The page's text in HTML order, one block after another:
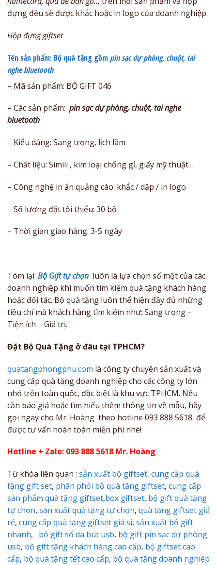
đựng đều sẽ được khắc hoặc in logo của doanh nghiệp.
Hộp đựng giftset
Tên sản phẩm: Bộ quà tặng gồm pin sạc dự phòng, chuột, tai
nghe bluetooth
– Mã sản phẩm: BỘ GIFT 046
– Các sản phẩm: pin sạc dự phòng, chuột, tai nghe
bluetooth
– Kiểu dáng: Sang trọng, lịch lãm
– Chất liệu: Simili , kim loại chống gỉ, giấy mỹ thuật…
– Công nghệ in ấn quảng cáo: khắc / dập / in logo
– Số lượng đặt tối thiểu: 30 bộ
– Thời gian giao hàng: 3-5 ngày
Tóm lại: Bộ Gift tự chọn luôn là lựa chọn số một của các
doanh nghiệp khi muốn tìm kiếm quà tặng khách hàng
hoặc đối tác. Bộ quà tặng luôn thể hiện đầy đủ những
tiêu chí mà khách hàng tìm kiếm như: Sang trọng –
Tiện ích – Giá trị.
Đặt Bộ Quà Tặng ở đâu tại TPHCM?
quatangphongphu.com là công ty chuyên sản xuất và
cung cấp quà tặng doanh nghiệp cho các công ty lớn
nhỏ trên toàn quốc, đặc biệt là khu vực TPHCM. Nếu
cần báo giá hoặc tìm hiểu thêm thông tin về mẫu, hãy
gọi ngay cho Mr. Hoàng theo hotline 093 888 5618 để
được tư vấn hoàn toàn miễn phí nhé!
Hotline + Zalo: 093 888 5618 Mr. Hoàng
Từ khóa liên quan : sản xuất bộ giftset, cung cấp quà
tặng gift set, phân phối bộ quà tặng giftset, cung cấp
sản phẩm quà tặng giftset,box giftset, bộ gift quà tặng
tự chọn, sản xuất quà tặng tự chọn, quà tặng giftset giá
rẻ, cung cấp quà tặng giftset giá si, sản xuất bộ gift
nhanh, bộ gift sổ da bút usb, bộ gift pin sạc dự phòng
usb, bộ gift tặng khách hàng cao cấp, bộ giftset cao
cấp, bộ quà tặng tết cao cấp, bộ quà tặng doanh nghiệp